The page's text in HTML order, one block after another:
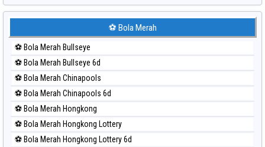
Paito Harian Sydney Lottery
Paito Harian Sydney Lottery 6d
Paito Harian Sydney Lotto
Paito Harian Sydney Pools 6d
Paito Harian Taipei
Paito Harian Taiwan
⚽ Bola Merah
⚽ Bola Merah Bullseye
⚽ Bola Merah Bullseye 6d
⚽ Bola Merah Chinapools
⚽ Bola Merah Chinapools 6d
⚽ Bola Merah Hongkong
⚽ Bola Merah Hongkong Lottery
⚽ Bola Merah Hongkong Lottery 6d